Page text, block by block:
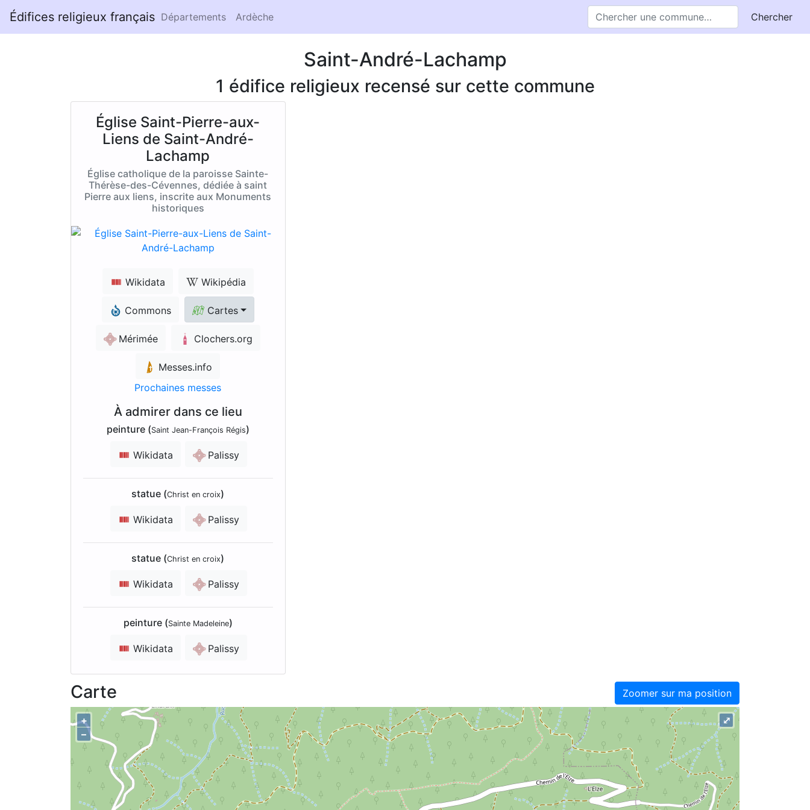
Édifices religieux français Départements Ardèche Chercher
Saint-André-Lachamp
1 édifice religieux recensé sur cette commune
Église Saint-Pierre-aux-
Liens de Saint-André-
Lachamp
Église catholique de la paroisse Sainte-
Thérèse-des-Cévennes, dédiée à saint
Pierre aux liens, inscrite aux Monuments
historiques
Wikidata Wikipédia
Commons Cartes
Mérimée Clochers.org
Messes.info
Prochaines messes
À admirer dans ce lieu
peinture (Saint Jean-François Régis)
Wikidata Palissy
statue (Christ en croix)
Wikidata Palissy
statue (Christ en croix)
Wikidata Palissy
peinture (Sainte Madeleine)
Wikidata Palissy
Zoomer sur ma position
Carte
+
–
⤢